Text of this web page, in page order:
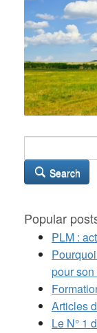
Search
Popular
PLM :
pour
Articles
Le N° 1